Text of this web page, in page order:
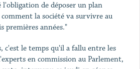
l'obligation de déposer un plan
la société va survivre au
premières années."
c'est le temps qu'il a fallu entre les
en commission au Parlement,